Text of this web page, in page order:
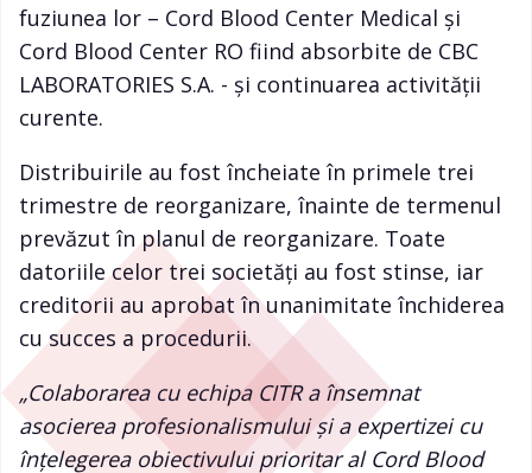
fuziunea lor – Cord Blood Center Medical și
Cord Blood Center RO fiind absorbite de CBC
LABORATORIES S.A. - și continuarea activității
curente.
Distribuirile au fost încheiate în primele trei
trimestre de reorganizare, înainte de termenul
prevăzut în planul de reorganizare. Toate
datoriile celor trei societăți au fost stinse, iar
creditorii au aprobat în unanimitate închiderea
cu succes a procedurii.
„Colaborarea cu echipa CITR a însemnat
asocierea profesionalismului și a expertizei cu
înțelegerea obiectivului prioritar al Cord Blood